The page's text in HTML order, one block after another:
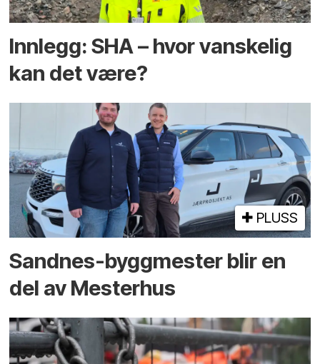
Innlegg: SHA – hvor vanskelig
kan det være?
PLUSS
Sandnes-byggmester blir en
del av Mesterhus